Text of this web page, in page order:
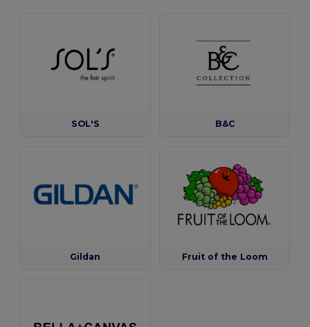
SOL'S B&C
Gildan Fruit of the Loom